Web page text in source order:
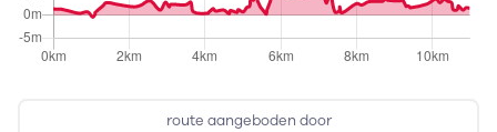
route aangeboden door